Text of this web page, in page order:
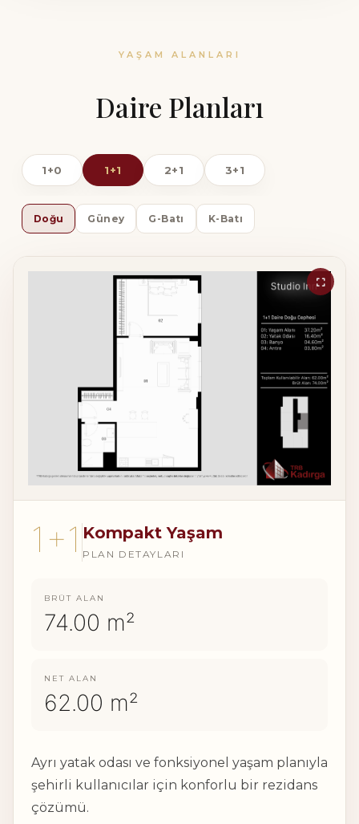
YAŞAM ALANLARI
Daire Planları
1+0 1+1 2+1 3+1
Doğu Güney G-Batı K-Batı
1+1 Kompakt Yaşam
PLAN DETAYLARI
BRÜT ALAN
74.00 m²
NET ALAN
62.00 m²
Ayrı yatak odası ve fonksiyonel yaşam planıyla
şehirli kullanıcılar için konforlu bir rezidans
çözümü.